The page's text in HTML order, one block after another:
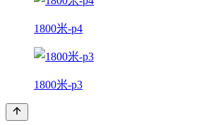
1800米-p4
1800米-p3